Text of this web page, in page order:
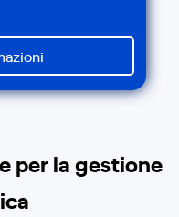
per la gestione